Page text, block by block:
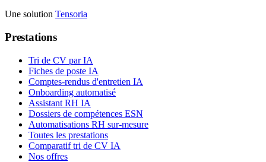
Une solution Tensoria
Prestations
Tri de CV par IA
Fiches de poste IA
Comptes-rendus d'entretien IA
Onboarding automatisé
Assistant RH IA
Dossiers de compétences ESN
Automatisations RH sur-mesure
Toutes les prestations
Comparatif tri de CV IA
Nos offres